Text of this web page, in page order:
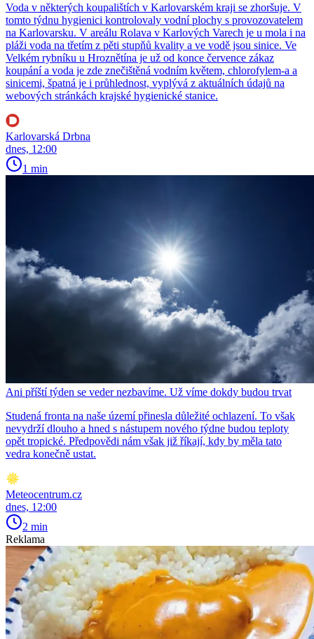
Voda v některých koupalištích v Karlovarském kraji se zhoršuje. V
tomto týdnu hygienici kontrolovaly vodní plochy s provozovatelem
na Karlovarsku. V areálu Rolava v Karlových Varech je u mola i na
pláži voda na třetím z pěti stupňů kvality a ve vodě jsou sinice. Ve
Velkém rybníku u Hroznětína je už od konce července zákaz
koupání a voda je zde znečištěná vodním květem, chlorofylem-a a
sinicemi, špatná je i průhlednost, vyplývá z aktuálních údajů na
webových stránkách krajské hygienické stanice.
Karlovarská Drbna
dnes, 12:00
1 min
Ani příští týden se veder nezbavíme. Už víme dokdy budou trvat
Studená fronta na naše území přinesla důležité ochlazení. To však
nevydrží dlouho a hned s nástupem nového týdne budou teploty
opět tropické. Předpovědi nám však již říkají, kdy by měla tato
vedra konečně ustat.
Meteocentrum.cz
dnes, 12:00
2 min
Reklama